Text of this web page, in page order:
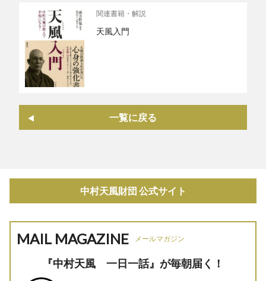
関連書籍・解説
天風入門
一覧に戻る
中村天風財団 公式サイト
MAIL MAGAZINE メールマガジン
『中村天風 一日一話』が毎朝届く！